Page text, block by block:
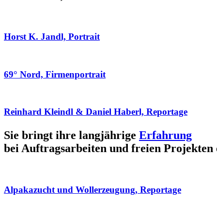
Horst K. Jandl, Portrait
69° Nord, Firmenportrait
Reinhard Kleindl & Daniel Haberl, Reportage
Sie bringt ihre langjährige Erfahrung
bei Auftragsarbeiten und freien Projekten
Alpakazucht und Wollerzeugung, Reportage